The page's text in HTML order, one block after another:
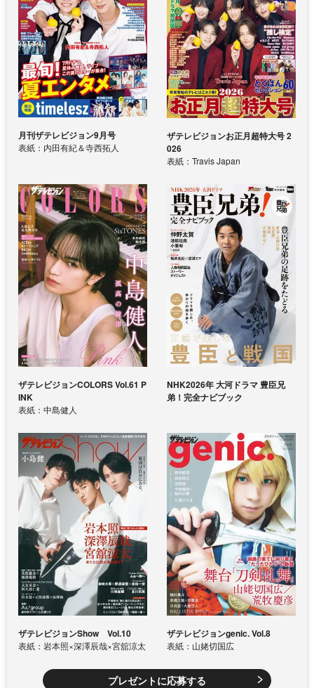
月刊ザテレビジョン9月号
表紙：内田有紀＆寺西拓人
ザテレビジョンお正月超特大号 2
026
表紙：Travis Japan
ザテレビジョンCOLORS Vol.61 P
INK
表紙：中島健人
NHK2026年 大河ドラマ 豊臣兄
弟！完全ナビブック
ザテレビジョンShow Vol.10
表紙：岩本照×深澤辰哉×宮舘涼太
ザテレビジョンgenic. Vol.8
表紙：山姥切国広
プレゼントに応募する